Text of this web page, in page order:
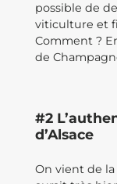
possible de
viticulture et
Comment ?
de
#2
d’Alsace
On vient de